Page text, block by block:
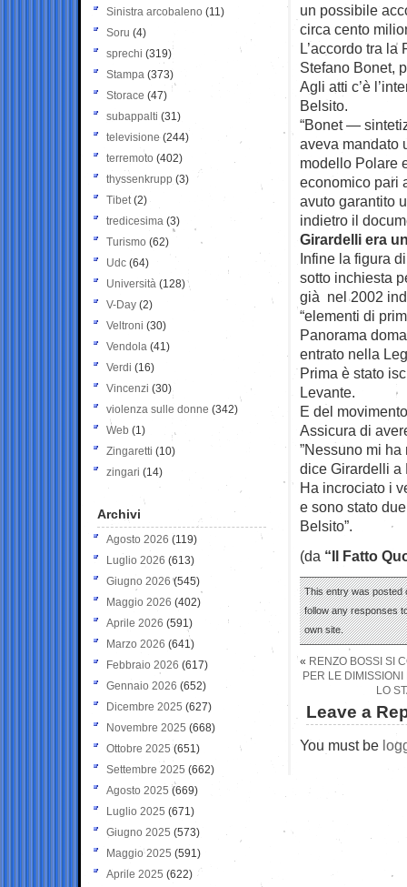
un possibile
circa cento
L’accordo tra
Stefano Bonet,
Agli atti c’è
Belsito.
“Bonet —
aveva mandato
modello Polare
economico pari
avuto garantito
indietro il
Girardelli era
Infine la figura
sotto inchiesta
già nel 2002
“elementi di
Panorama
entrato nella
Prima è stato
Levante.
E del
Assicura di
”Nessuno mi
dice Girardelli a
Ha incrociato i
e sono stato
Belsito”.
(da “Il Fatto
This entry was posted
follow any responses
own site.
« RENZO BOSSI SI
PER LE
LO
Leave a
You must be
Sinistra arcobaleno (11)
Soru (4)
sprechi (319)
Stampa (373)
Storace (47)
subappalti (31)
televisione(244)
terremoto (402)
thyssenkrupp (3)
Tibet(2)
tredicesima (3)
Turismo (62)
Udc (64)
Università (128)
V-Day (2)
Veltroni (30)
Vendola (41)
Verdi (16)
Vincenzi (30)
violenza sulle donne (342)
Web (1)
Zingaretti (10)
zingari (14)
Archivi
Agosto 2026 (119)
Luglio 2026 (613)
Giugno 2026 (545)
Maggio 2026 (402)
Aprile 2026 (591)
Marzo 2026 (641)
Febbraio 2026 (617)
Gennaio 2026 (652)
Dicembre 2025 (627)
Novembre 2025 (668)
Ottobre 2025 (651)
Settembre 2025 (662)
Agosto 2025 (669)
Luglio 2025 (671)
Giugno 2025 (573)
Maggio 2025 (591)
Aprile 2025 (622)